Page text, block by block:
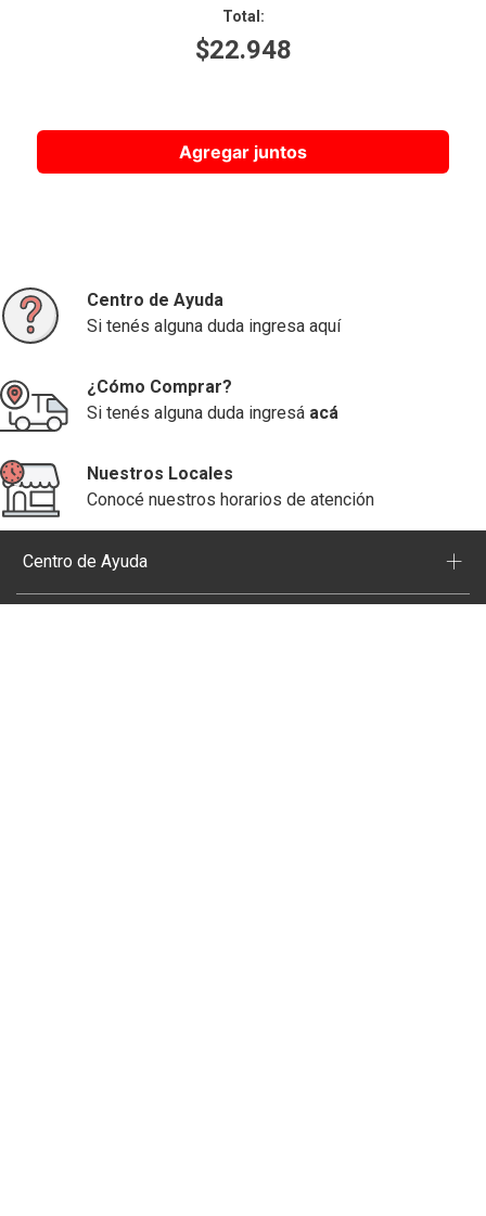
Total :
$22.948
Agregar juntos
Centro de Ayuda
Si tenés alguna duda ingresa aquí
¿Cómo Comprar?
Si tenés alguna duda ingresá acá
Nuestros Locales
Conocé nuestros horarios de atención
Centro de Ayuda +